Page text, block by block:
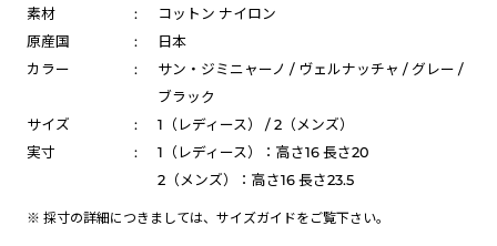
素材
:
コットン ナイロン
原産国
:
日本
カラー
:
サン・ジミニャーノ / ヴェルナッチャ / グレー /
ブラック
サイズ
:
1（レディース） / 2（メンズ）
実寸
:
1（レディース）：高さ16 長さ20
2（メンズ）：高さ16 長さ23.5
※ 採寸の詳細につきましては、 サイズガイドをご覧下さい。